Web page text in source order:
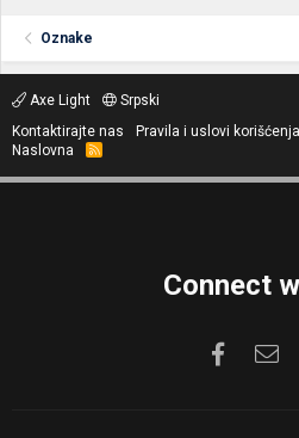
Oznake
Axe Light
Srpski
Kontaktirajte nas
Pravila i uslovi korišćenja
Naslovna
R
S
Connect